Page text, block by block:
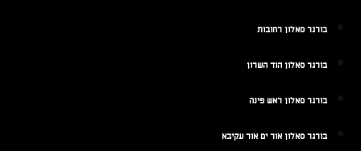
בורגר סאלון רחובות
בורגר סאלון הוד השרון
בורגר סאלון ראש פינה
בורגר סאלון אור ים אור עקיבא